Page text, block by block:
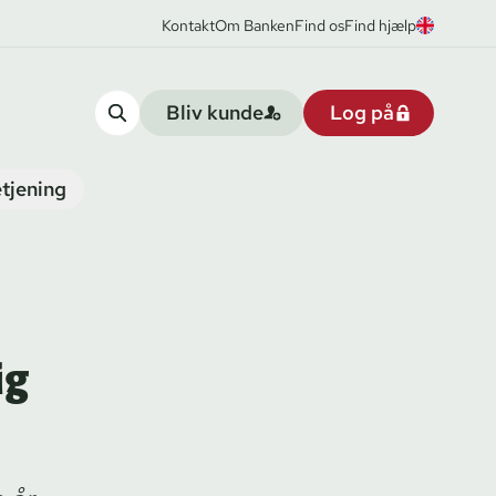
KontaktOm BankenFind osFind hjælp
Bliv kunde Log på